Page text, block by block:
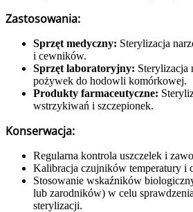
Zastosowania:
Sprzęt medyczny: Sterylizacja
i cewników.
Sprzęt laboratoryjny: Sterylizacja
pożywek do hodowli komórkowej.
Produkty farmaceutyczne:
wstrzykiwań i szczepionek.
Konserwacja:
Regularna kontrola uszczelek i
Kalibracja czujników temperatury i
Stosowanie wskaźników
lub zarodników) w celu
sterylizacji.